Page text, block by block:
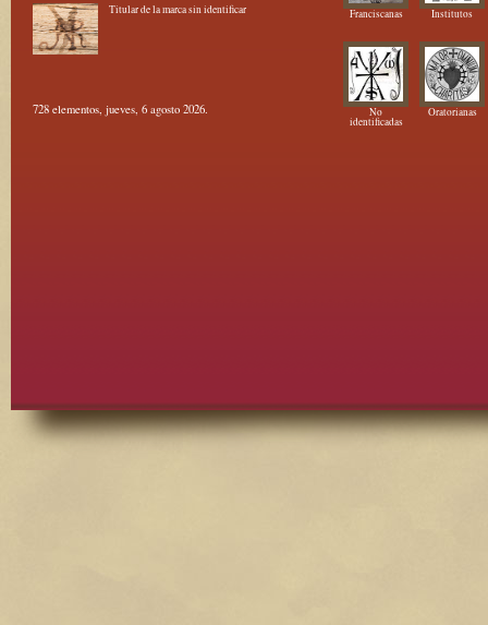
Titular de la marca sin identificar
728 elementos, jueves, 6 agosto 2026.
Franciscanas Institutos
No
identificadas
Oratorianas